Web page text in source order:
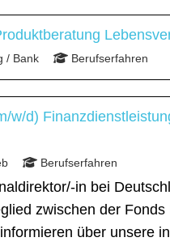
/ Bank Berufserfahren
w/d)
Berufserfahren
in bei
zwischen der
über unsere